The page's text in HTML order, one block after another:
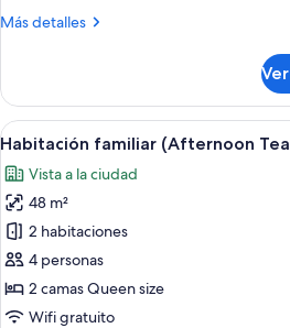
On
Más detalles
Más
Deluxe
(Afternoon
Tea
Rooftop)
Ver
todas
las
fotos
de
Habitación
familiar
(Afternoon
6
Habitación familiar (Afternoon
Vista a la ciudad
48 m²
2 habitaciones
4 personas
2 camas Queen size
Wifi gratuito